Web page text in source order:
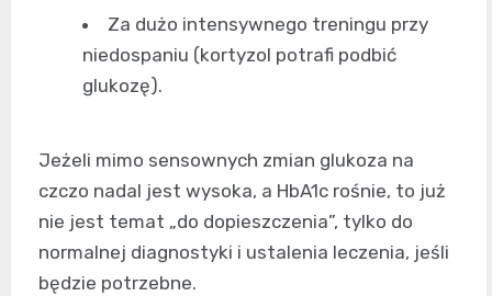
Za dużo intensywnego treningu przy
niedospaniu (kortyzol potrafi podbić
glukozę).
Jeżeli mimo sensownych zmian glukoza na
czczo nadal jest wysoka, a HbA1c rośnie, to już
nie jest temat „do dopieszczenia”, tylko do
normalnej diagnostyki i ustalenia leczenia, jeśli
będzie potrzebne.